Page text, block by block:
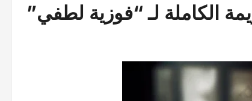
الكاملة لـ “فوزية لطفي”